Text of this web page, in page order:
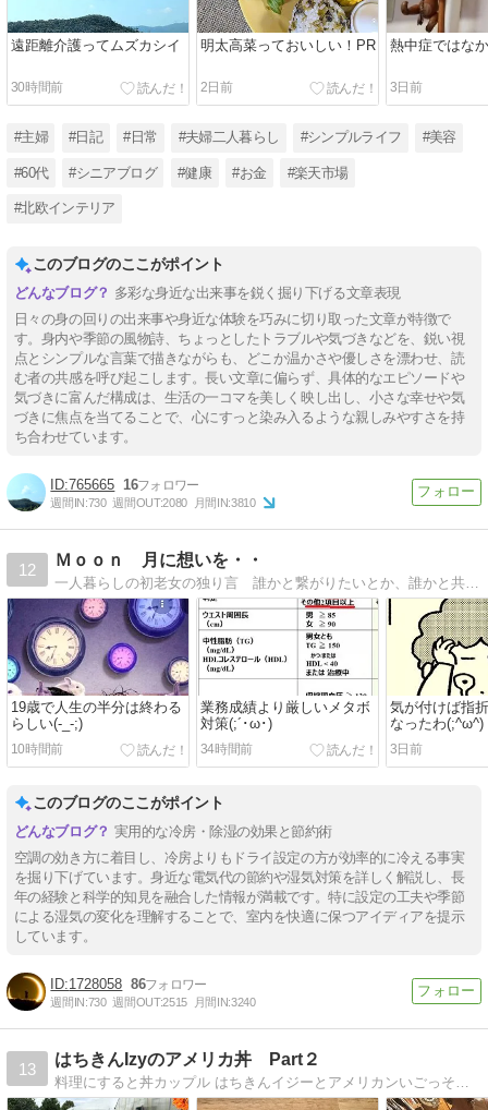
遠距離介護ってムズカシイ
30時間前
明太高菜っておいしい！PR
2日前
熱中症ではな
3日前
#主婦 #日記 #日常 #夫婦二人暮らし #シンプルライフ #美容
#60代 #シニアブログ #健康 #お金 #楽天市場
#北欧インテリア
このブログのここがポイント
多彩な身近な出来事を鋭く掘り下げる文章表現
日々の身の回りの出来事や身近な体験を巧みに切り取った文章が特徴で
す。身内や季節の風物詩、ちょっとしたトラブルや気づきなどを、鋭い視
点とシンプルな言葉で描きながらも、どこか温かさや優しさを漂わせ、読
む者の共感を呼び起こします。長い文章に偏らず、具体的なエピソードや
気づきに富んだ構成は、生活の一コマを美しく映し出し、小さな幸せや気
づきに焦点を当てることで、心にすっと染み入るような親しみやすさを持
ち合わせています。
765665 16
週間IN:730 週間OUT:2080 月間IN:3810
12
Ｍｏｏｎ 月に想いを・・
一人暮らしの初老女の独り言 誰かと繋がりたいとか、誰かと共感し合うなんてもういいの・・ 月に向かって独り言・・
19歳で人生の半分は終わる
らしい(-_-;)
10時間前
業務成績より厳しいメタボ
対策(;´･ω･)
34時間前
気が付けば指
なったわ(;^ω^)
3日前
このブログのここがポイント
実用的な冷房・除湿の効果と節約術
空調の効き方に着目し、冷房よりもドライ設定の方が効率的に冷える事実
を掘り下げています。身近な電気代の節約や湿気対策を詳しく解説し、長
年の経験と科学的知見を融合した情報が満載です。特に設定の工夫や季節
による湿気の変化を理解することで、室内を快適に保つアイディアを提示
しています。
1728058 86
週間IN:730 週間OUT:2515 月間IN:3240
13
はちきんIzyのアメリカ丼 Part２